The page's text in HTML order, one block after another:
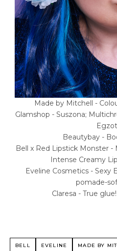
Made by Mitchell -
Glamshop - Suszona;
Beautybay -
Bell x Red Lipstick Monster
Intense Creamy
Eveline Cosmetics - Sexy
pomade-
Claresa - True
BELL EVELINE MADE BY